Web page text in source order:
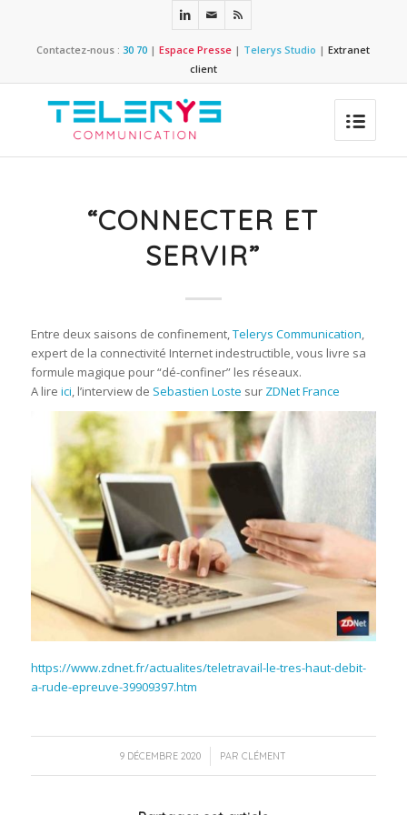
Contactez-nous :30 70 |Espace Presse | Telerys Studio |Extranet
client
“CONNECTER ET
SERVIR”
Entre deux saisons de confinement,Telerys Communication,
expert de la connectivité Internet indestructible, vous livre sa
formule magique pour “dé-confiner” les réseaux.
A lire ici, l’interview de Sebastien Loste sur ZDNet France
https://www.zdnet.fr/actualites/teletravail-le-tres-haut-debit-
a-rude-epreuve-39909397.htm
9 DÉCEMBRE 2020
/ PARCLÉMENT